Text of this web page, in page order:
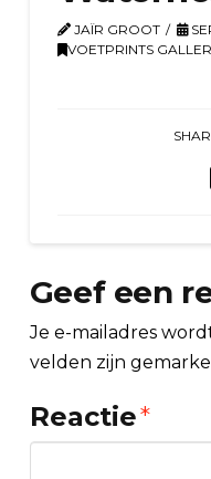
JAÏR GROOT
VOETPRINTS
Geef een
Je e-mailadres
velden zijn
Reactie*